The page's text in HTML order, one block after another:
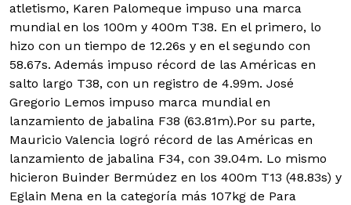
atletismo, Karen Palomeque impuso una marca
mundial en los 100m y 400m T38. En el primero, lo
hizo con un tiempo de 12.26s y en el segundo con
58.67s. Además impuso récord de las Américas en
salto largo T38, con un registro de 4.99m. José
Gregorio Lemos impuso marca mundial en
lanzamiento de jabalina F38 (63.81m).Por su parte,
Mauricio Valencia logró récord de las Américas en
lanzamiento de jabalina F34, con 39.04m. Lo mismo
hicieron Buinder Bermúdez en los 400m T13 (48.83s) y
Eglain Mena en la categoría más 107kg de Para